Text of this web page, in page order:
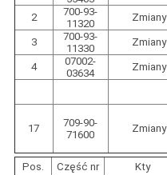
2
700-93-
11320
Zmiany
3
700-93-
11330
Zmiany
4
07002-
03634
Zmiany
17
709-90-
71600
Zmiany
Pos. Część nr Kty